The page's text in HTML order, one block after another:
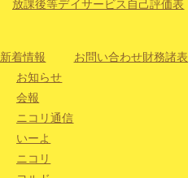
放課後等デイサービス自己評価表
新着情報
お知らせ
会報
ニコリ通信
いーよ
ニコリ
お問い合わせ財務諸表